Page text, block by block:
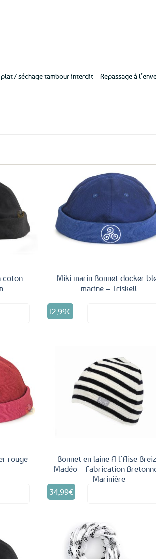
/ séchage tambour interdit – Repassage à
Ajouter
aux
favoris
coton
Miki marin Bonnet docker
marine – Triskell
12,99€
Ajouter
aux
favoris
rouge –
Bonnet en laine A l’Aise
Madéo – Fabrication
Marinière
34,99€